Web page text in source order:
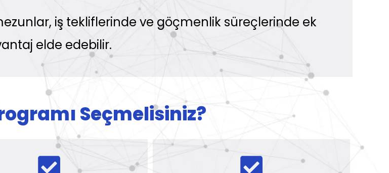
iş tekliflerinde ve göçmenlik süreçlerinde ek
elde edebilir.
Seçmelisiniz?